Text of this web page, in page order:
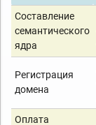
Составление
семантического
ядра
Регистрация
домена
Оплата